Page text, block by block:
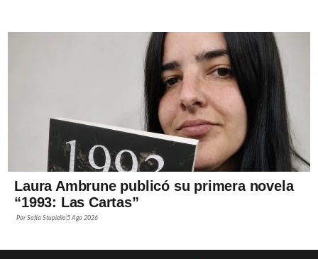
Laura Ambrune publicó su primera novela
“1993: Las Cartas”
PorSofía Stupiello5 Ago 2026